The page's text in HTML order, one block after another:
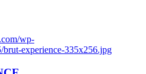
wp-
brut-experience-335x256.jpg